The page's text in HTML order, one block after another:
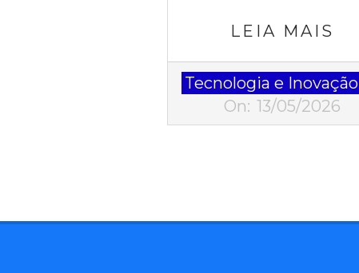
LEIA MAIS
2026-
05-
Tecnologia e Inovação
On: 13/05/2026